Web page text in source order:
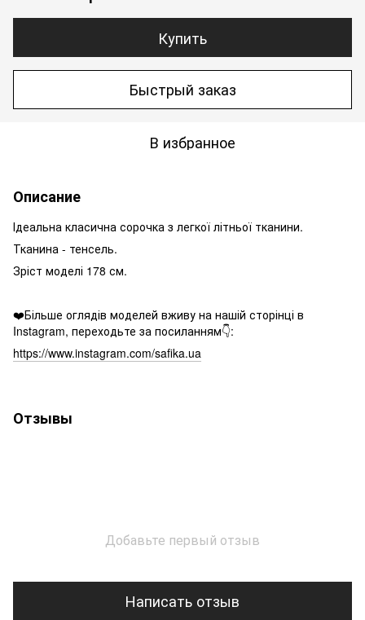
Купить
Быстрый заказ
В избранное
Описание
Ідеальна класична сорочка з легкої літньої тканини.
Тканина - тенсель.
Зріст моделі 178 см.
❤️Більше оглядів моделей вживу на нашій сторінці в
Instagram, переходьте за посиланням👇:
https://www.instagram.com/safika.ua
Отзывы
Добавьте первый отзыв
Написать отзыв